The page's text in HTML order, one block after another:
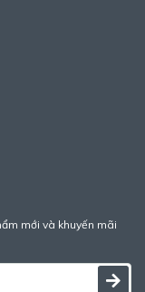
mới và khuyến mãi